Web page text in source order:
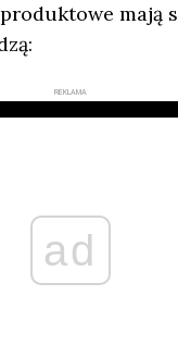
REKLAMA
ad